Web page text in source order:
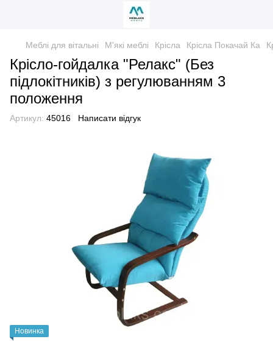
Меблі для вітальні М'які меблі Крісла Крісла Покачай Ка
Крісло-гойдалка "Релакс" (Без
підлокітників) з регулюванням 3
положення
Артикул: 45016 Написати відгук
Новинка